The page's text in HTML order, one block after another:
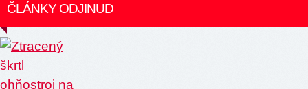
ČLÁNKY ODJINUD